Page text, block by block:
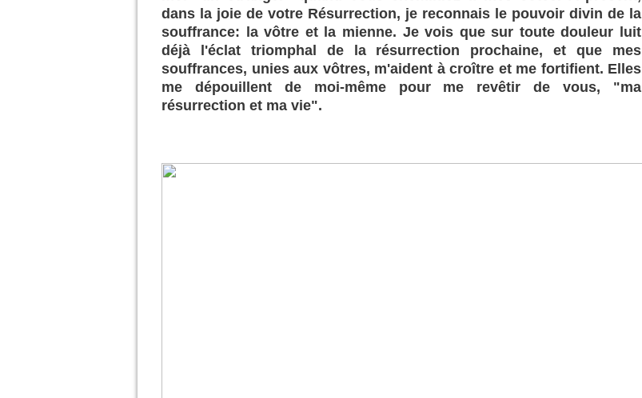
dans la joie de votre Résurrection, je reconnais le pouvoir divin de la
souffrance: la vôtre et la mienne. Je vois que sur toute douleur luit
déjà l'éclat triomphal de la résurrection prochaine, et que mes
souffrances, unies aux vôtres, m'aident à croître et me fortifient. Elles
me dépouillent de moi-même pour me revêtir de vous, "ma
résurrection et ma vie".